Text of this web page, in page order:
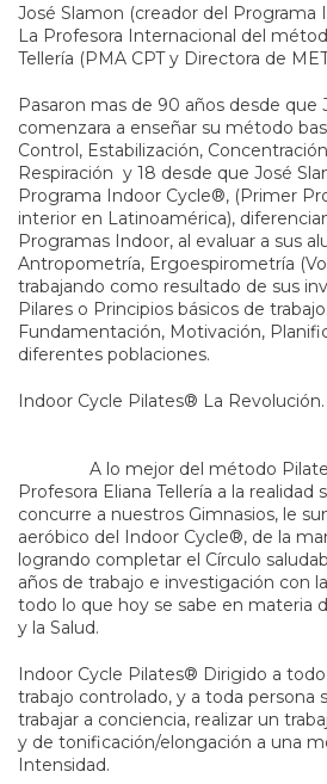
José Slamon (creador del Programa
La Profesora Internacional del
Tellería (PMA CPT y Directora de
Pasaron mas de 90 años desde que
comenzara a enseñar su método
Control, Estabilización,
Respiración y 18 desde que José
Programa Indoor Cycle®, (Primer
interior en Latinoamérica),
Programas Indoor, al evaluar a sus
Antropometría, Ergoespirometría
trabajando como resultado de sus
Pilares o Principios básicos de
Fundamentación, Motivación,
diferentes poblaciones.
Indoor Cycle Pilates®
A lo mejor del método Pilates,
Profesora Eliana Tellería a la realidad
concurre a nuestros Gimnasios, le
aeróbico del Indoor Cycle®, de la
logrando completar el Círculo
años de trabajo e investigación con
todo lo que hoy se sabe en materia
y la Salud.
Indoor Cycle Pilates® Dirigido a
trabajo controlado, y a toda persona
trabajar a conciencia, realizar un
y de tonificación/elongación a una
Intensidad.